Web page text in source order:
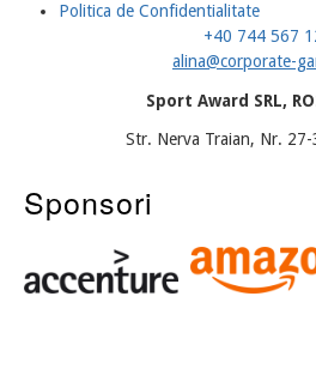
Politica de Confidentialitate
+40 744 567
alina@corporate-
Sport Award SRL,
Str. Nerva Traian, Nr.
Sponsori